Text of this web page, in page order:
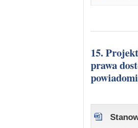
15. Projekt dyrektywy Parlamentu Europejskiego i Rady dotyczącej
prawa